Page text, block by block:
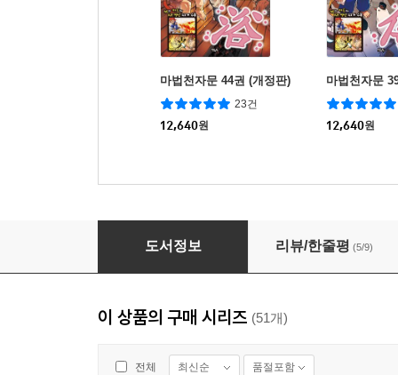
마법천자문 44권 (개정판)
23건
12,640원
마법천자문
12,640원
그리스 로마 신화 46권 : 카이사르와 갈리아 전쟁
도서정보 리뷰/한줄평 (5/9)
이 상품의 구매 시리즈 (51개)
전체 최신순 품절포함